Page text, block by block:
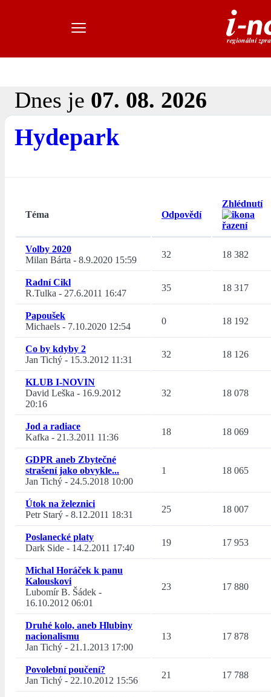
Dnes je 07. 08. 2026
Hydepark
Téma Odpovědí
Zhlédnutí
Volby 2020
Milan Bárta - 8.9.2020 15:59
32 18 382
Radní Cikl
R.Tulka - 27.6.2011 16:47
35 18 317
Papoušek
Michaels - 7.10.2020 12:54
0 18 192
Co by kdyby 2
Jan Tichý - 15.3.2012 11:31
32 18 126
KLUB I-NOVIN
David Leška - 16.9.2012
20:16
32 18 078
Jod a radiace
Kafka - 21.3.2011 11:36
18 18 069
GDPR aneb Zbytečné
strašení jako obvykle...
Jan Tichý - 24.5.2018 10:00
1 18 065
Útok na železnici
Petr Starý - 8.12.2011 18:31
25 18 007
Poslanecké platy
Dark Side - 14.2.2011 17:40
19 17 953
Michal Horáček k panu
Kalouskovi
Lubomír B. Šádek -
16.10.2012 06:01
23 17 880
Druhé kolo, aneb Hlubiny
nacionalismu
Jan Tichý - 21.1.2013 17:00
13 17 878
Povolební poučení?
Jan Tichý - 22.10.2012 15:56
21 17 788